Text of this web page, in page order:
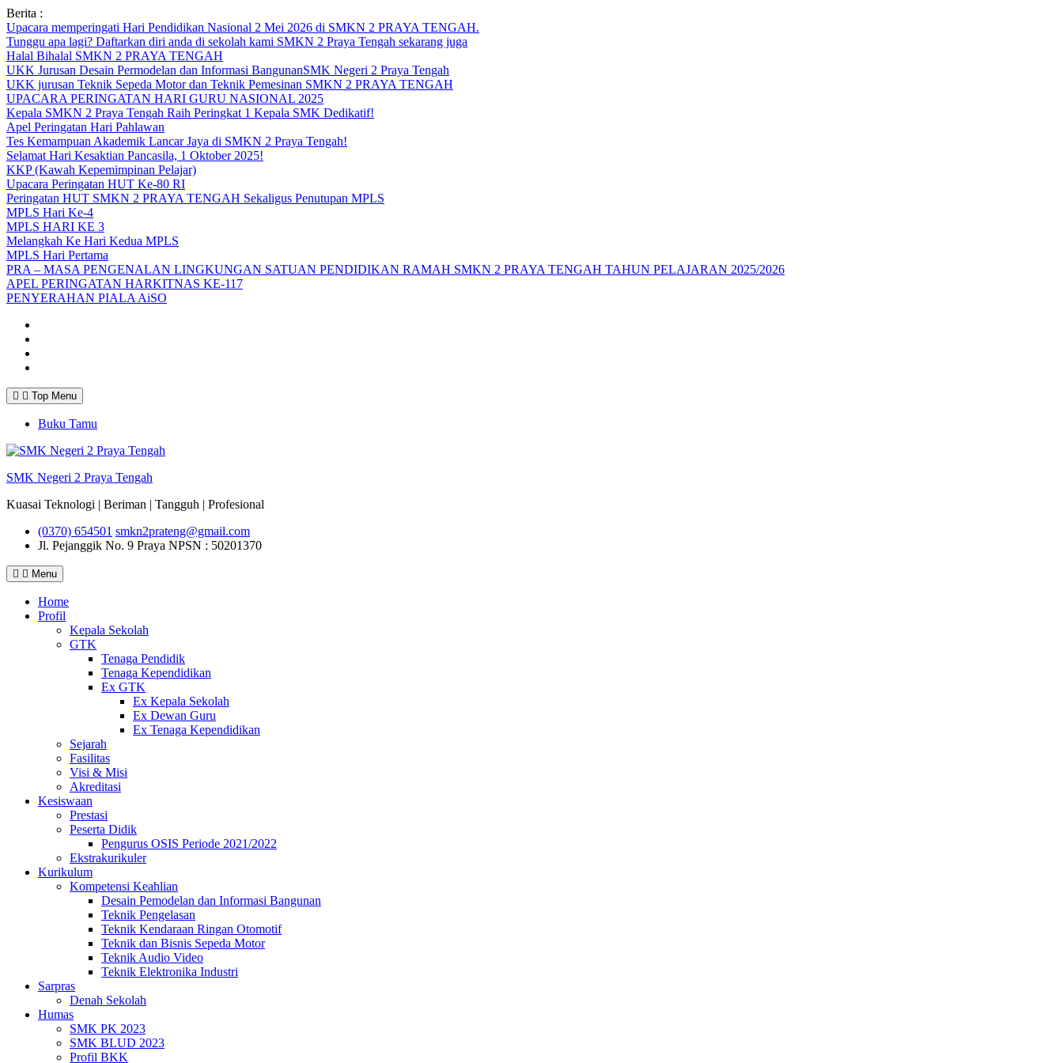
Skip
to
content
Berita :
Upacara memperingati Hari Pendidikan Nasional 2 Mei 2026 di SMKN 2 PRAYA TENGAH.
Tunggu apa lagi? Daftarkan diri anda di sekolah kami SMKN 2 Praya Tengah sekarang juga
Halal Bihalal SMKN 2 PRAYA TENGAH
UKK Jurusan Desain Permodelan dan Informasi BangunanSMK Negeri 2 Praya Tengah
UKK jurusan Teknik Sepeda Motor dan Teknik Pemesinan SMKN 2 PRAYA TENGAH
UPACARA PERINGATAN HARI GURU NASIONAL 2025
Kepala SMKN 2 Praya Tengah Raih Peringkat 1 Kepala SMK Dedikatif!
Apel Peringatan Hari Pahlawan
Tes Kemampuan Akademik Lancar Jaya di SMKN 2 Praya Tengah!
Selamat Hari Kesaktian Pancasila, 1 Oktober 2025!
KKP (Kawah Kepemimpinan Pelajar)
Upacara Peringatan HUT Ke-80 RI
Peringatan HUT SMKN 2 PRAYA TENGAH Sekaligus Penutupan MPLS
MPLS Hari Ke-4
MPLS HARI KE 3
Melangkah Ke Hari Kedua MPLS
MPLS Hari Pertama
PRA – MASA PENGENALAN LINGKUNGAN SATUAN PENDIDIKAN RAMAH SMKN 2 PRAYA TENGAH TAHUN PELAJARAN 2025/2026
APEL PERINGATAN HARKITNAS KE-117
PENYERAHAN PIALA AiSO
Top Menu
Buku Tamu
SMK Negeri 2 Praya Tengah
Kuasai Teknologi | Beriman | Tangguh | Profesional
(0370) 654501 smkn2prateng@gmail.com
Jl. Pejanggik No. 9 Praya NPSN : 50201370
Menu
Home
Profil
Kepala Sekolah
GTK
Tenaga Pendidik
Tenaga Kependidikan
Ex GTK
Ex Kepala Sekolah
Ex Dewan Guru
Ex Tenaga Kependidikan
Sejarah
Fasilitas
Visi & Misi
Akreditasi
Kesiswaan
Prestasi
Peserta Didik
Pengurus OSIS Periode 2021/2022
Ekstrakurikuler
Kurikulum
Kompetensi Keahlian
Desain Pemodelan dan Informasi Bangunan
Teknik Pengelasan
Teknik Kendaraan Ringan Otomotif
Teknik dan Bisnis Sepeda Motor
Teknik Audio Video
Teknik Elektronika Industri
Sarpras
Denah Sekolah
Humas
SMK PK 2023
SMK BLUD 2023
Profil BKK